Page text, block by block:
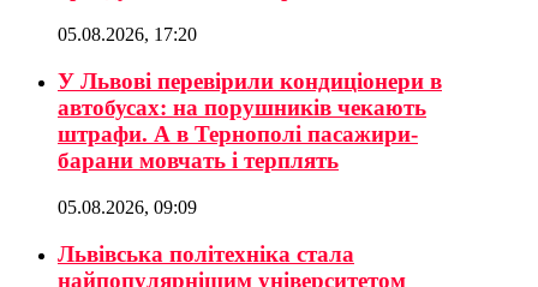
05.08.2026, 17:20
У Львові перевірили кондиціонери в
автобусах: на порушників чекають
штрафи. А в Тернополі пасажири-
барани мовчать і терплять
05.08.2026, 09:09
Львівська політехніка стала
найпопулярнішим університетом